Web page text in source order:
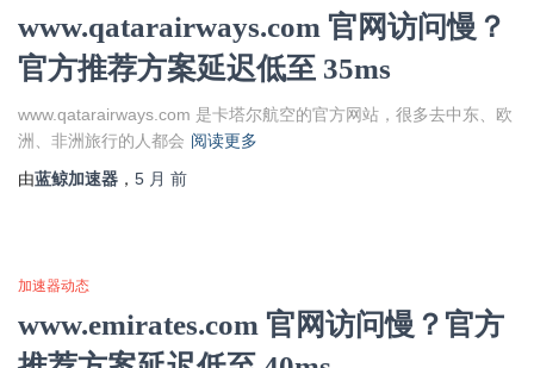
www.qatarairways.com 官网访问慢？
官方推荐方案延迟低至 35ms
www.qatarairways.com 是卡塔尔航空的官方网站，很多去中东、欧
洲、非洲旅行的人都会 阅读更多
由蓝鲸加速器 ， 5 月 前
加速器动态
www.emirates.com 官网访问慢？官方